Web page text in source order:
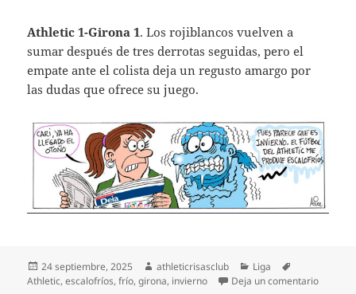
Athletic 1-Girona 1. Los rojiblancos vuelven a
sumar después de tres derrotas seguidas, pero el
empate ante el colista deja un regusto amargo por
las dudas que ofrece su juego.
Publicado
el
24 septiembre, 2025 Autor
athleticrisasclub Categorías
Liga
Athletic,escalofríos,frío,girona, invierno Deja un comentarioen